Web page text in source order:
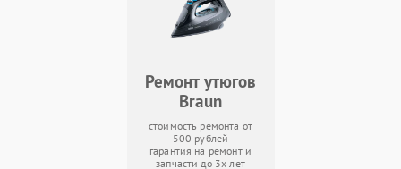
Ремонт утюгов
Braun
стоимость ремонта от
500 рублей
гарантия на ремонт и
запчасти до 3х лет